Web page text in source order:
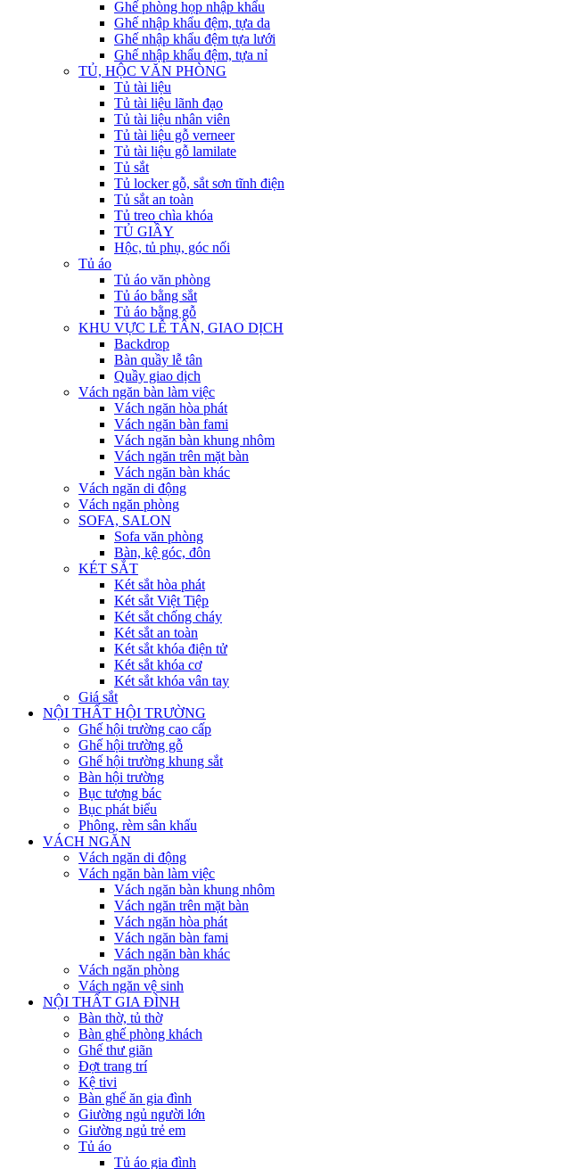
Ghế phòng họp nhập khẩu
Ghế nhập khẩu đệm, tựa da
Ghế nhập khẩu đệm tựa lưới
Ghế nhập khẩu đệm, tựa nỉ
TỦ, HỘC VĂN PHÒNG
Tủ tài liệu
Tủ tài liệu lãnh đạo
Tủ tài liệu nhân viên
Tủ tài liệu gỗ verneer
Tủ tài liệu gỗ lamilate
Tủ sắt
Tủ locker gỗ, sắt sơn tĩnh điện
Tủ sắt an toàn
Tủ treo chìa khóa
TỦ GIẦY
Hộc, tủ phụ, góc nối
Tủ áo
Tủ áo văn phòng
Tủ áo bằng sắt
Tủ áo bằng gỗ
KHU VỰC LỄ TÂN, GIAO DỊCH
Backdrop
Bàn quầy lễ tân
Quầy giao dịch
Vách ngăn bàn làm việc
Vách ngăn hòa phát
Vách ngăn bàn fami
Vách ngăn bàn khung nhôm
Vách ngăn trên mặt bàn
Vách ngăn bàn khác
Vách ngăn di động
Vách ngăn phòng
SOFA, SALON
Sofa văn phòng
Bàn, kệ góc, đôn
KÉT SẮT
Két sắt hòa phát
Két sắt Việt Tiệp
Két sắt chống cháy
Két sắt an toàn
Két sắt khóa điện tử
Két sắt khóa cơ
Két sắt khóa vân tay
Giá sắt
NỘI THẤT HỘI TRƯỜNG
Ghế hội trường cao cấp
Ghế hội trường gỗ
Ghế hội trường khung sắt
Bàn hội trường
Bục tượng bác
Bục phát biểu
Phông, rèm sân khấu
VÁCH NGĂN
Vách ngăn di động
Vách ngăn bàn làm việc
Vách ngăn bàn khung nhôm
Vách ngăn trên mặt bàn
Vách ngăn hòa phát
Vách ngăn bàn fami
Vách ngăn bàn khác
Vách ngăn phòng
Vách ngăn vệ sinh
NỘI THẤT GIA ĐÌNH
Bàn thờ, tủ thờ
Bàn ghế phòng khách
Ghế thư giãn
Đợt trang trí
Kệ tivi
Bàn ghế ăn gia đình
Giường ngủ người lớn
Giường ngủ trẻ em
Tủ áo
Tủ áo gia đình